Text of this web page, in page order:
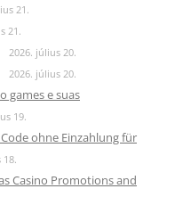
21.
21.
2026. július 20.
2026. július 20.
games e suas
19.
ohne Einzahlung für
18.
Casino Promotions and